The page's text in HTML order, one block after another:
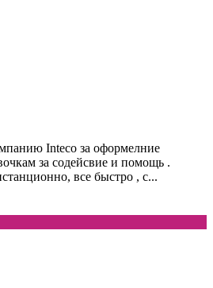
Inteco за оформелние
за содейсвие и помощь .
все быстро , с...